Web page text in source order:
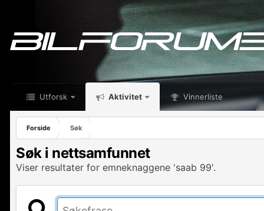
Utforsk Aktivitet Vinnerliste
Forside Søk
Søk i nettsamfunnet
Viser resultater for emneknaggene 'saab 99'.